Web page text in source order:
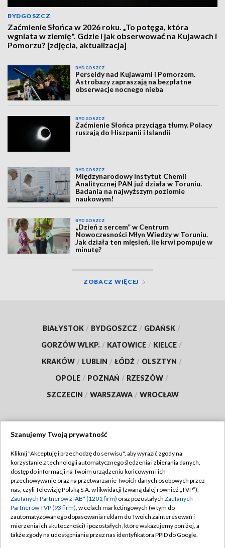
BYDGOSZCZ
Zaćmienie Słońca w 2026 roku. „To potęga, która
wgniata w ziemię". Gdzie i jak obserwować na Kujawach i
Pomorzu? [zdjęcia, aktualizacja]
BYDGOSZCZ
Perseidy nad Kujawami i Pomorzem.
Astrobazy zapraszają na bezpłatne
obserwacje nocnego nieba
BYDGOSZCZ
Zaćmienie Słońca przyciąga tłumy. Polacy
ruszają do Hiszpanii i Islandii
BYDGOSZCZ
Międzynarodowy Instytut Chemii
Analitycznej PAN już działa w Toruniu.
Badania na najwyższym poziomie
naukowym!
BYDGOSZCZ
„Dzień z sercem” w Centrum
Nowoczesności Młyn Wiedzy w Toruniu.
Jak działa ten mięsień, ile krwi pompuje w
minutę?
ZOBACZ WIĘCEJ
BIAŁYSTOK / BYDGOSZCZ / GDAŃSK /
GORZÓW WLKP. / KATOWICE / KIELCE /
KRAKÓW / LUBLIN / ŁÓDŹ / OLSZTYN /
OPOLE / POZNAŃ / RZESZÓW /
SZCZECIN / WARSZAWA / WROCŁAW
TVP
Abonament TVP
Emisja w TVP
Centrum informacji TVP
Naziemna Telewizja Cyfrowa
Regulamin TVP
Polityka prywatności
Moje zgody
Pomoc
Szanujemy Twoją prywatność
Kliknij "Akceptuję i przechodzę do serwisu", aby wyrazić zgody na
korzystanie z technologii automatycznego śledzenia i zbierania danych,
dostęp do informacji na Twoim urządzeniu końcowym i ich
przechowywanie oraz na przetwarzanie Twoich danych osobowych przez
nas, czyli Telewizję Polską S.A. w likwidacji (zwaną dalej również „TVP”),
Zaufanych Partnerów z IAB* (1201 firm) oraz pozostałych Zaufanych
Partnerów TVP (93 firm), w celach marketingowych (w tym do
zautomatyzowanego dopasowania reklam do Twoich zainteresowań i
mierzenia ich skuteczności) i pozostałych, które wskazujemy poniżej, a
także zgody na udostępnianie przez nas identyfikatora PPID do Google.